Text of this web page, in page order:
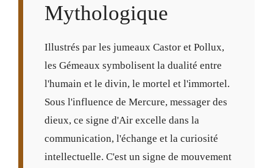
Mythologique
Illustrés par les jumeaux Castor et Pollux,
les Gémeaux symbolisent la dualité entre
l'humain et le divin, le mortel et l'immortel.
Sous l'influence de Mercure, messager des
dieux, ce signe d'Air excelle dans la
communication, l'échange et la curiosité
intellectuelle. C'est un signe de mouvement